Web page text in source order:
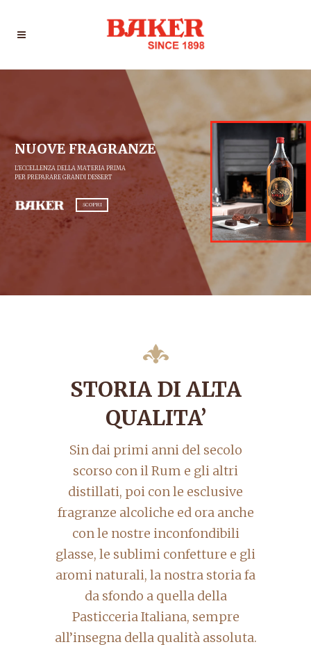
NUOVE FRAGRANZE
L'ECCELLENZA DELLA MATERIA PRIMA
PER PREPARARE GRANDI DESSERT
SCOPRI
STORIA DI ALTA
QUALITA’
Sin dai primi anni del secolo
scorso con il Rum e gli altri
distillati, poi con le esclusive
fragranze alcoliche ed ora anche
con le nostre inconfondibili
glasse, le sublimi confetture e gli
aromi naturali, la nostra storia fa
da sfondo a quella della
Pasticceria Italiana, sempre
all’insegna della qualità assoluta.